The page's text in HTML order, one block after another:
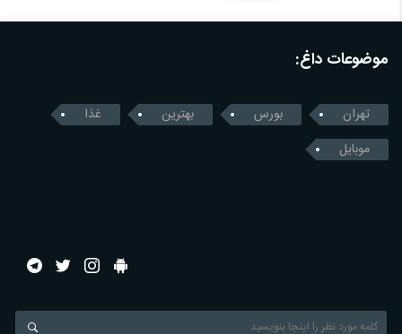
موضوعات داغ:
تهران بورس بهترین
غذا
موبایل